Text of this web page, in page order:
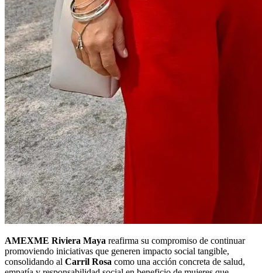
AMEXME Riviera Maya reafirma su compromiso de continuar
promoviendo iniciativas que generen impacto social tangible,
consolidando al Carril Rosa como una acción concreta de salud,